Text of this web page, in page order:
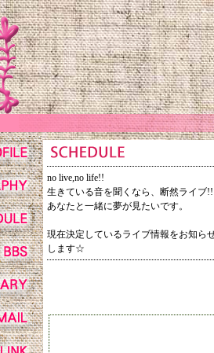
no live,no life!!
生きている音を聞くなら、断然ライブ
あなたと一緒に夢が見たいです。
現在決定しているライブ情報をお知
します☆